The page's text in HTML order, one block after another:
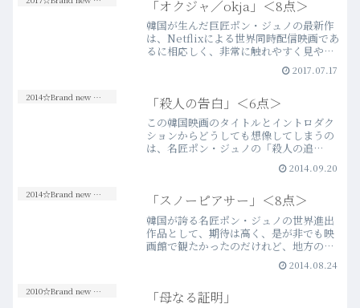
「オクジャ／okja」＜8点＞
韓国が生んだ巨匠ポン・ジュノの最新作
は、Netflixによる世界同時配信映画であ
るに相応しく、非常に触れやすく見やす
いエンターテイメント性に富んだ楽しい
アクション・アドベンチャーである……
い。当然ながら、…more
2017.07.17
2014☆Brand new Movies 「殺人の告白」＜6点＞
この韓国映画のタイトルとイントロダク
ションからどうしても想像してしまうの
は、名匠ポン・ジュノの「殺人の追
憶」。かの傑作並みのクオリティーをそ
のまま期待することは無謀だろうが、連
プロットも類似しており、同様…more
2014.09.20
2014☆Brand new Movies 「スノーピアサー」＜8点＞
韓国が誇る名匠ポン・ジュノの世界進出
作品として、期待は高く、是が非でも映
画館で観たかったのだけれど、地方の映
画館では公開されず悔しい思いをした。
ヒットに伴う順次公開を望んでいたのだ
ったようで……。思ったよ…more
2014.08.24
2010☆Brand new Movies 「母なる証明」